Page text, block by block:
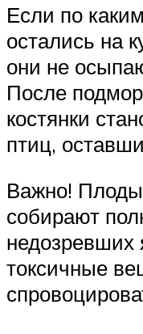
Если по
остались на
они не
После
костянки
птиц,
Важно!
собирают
недозревших
токсичные